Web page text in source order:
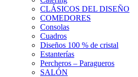
CLÁSICOS DEL DISEÑO
COMEDORES
Consolas
Cuadros
Diseños 100 % de cristal
Estanterías
Percheros – Paragueros
SALÓN